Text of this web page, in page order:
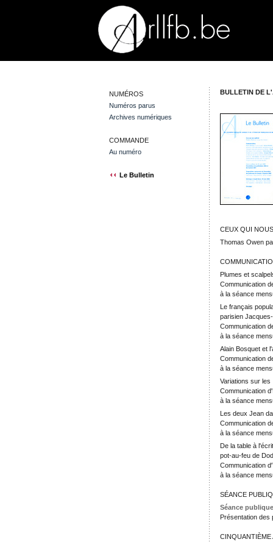
NUMÉROS
Numéros parus
Archives numériques
COMMANDE
Au numéro
Le Bulletin
BULLETIN DE
CEUX QUI
Thomas Owen
Plumes et
Communication
à la séance
Le français
parisien
Communication
à la séance
Alain Bosquet et
Communication
à la séance
Variations sur les
Communication
à la séance
Les deux Jean
Communication
à la séance
De la table à
pot-au-feu de
Communication
à la séance
SÉANCE
Séance
Présentation des
CINQUANTIÈME